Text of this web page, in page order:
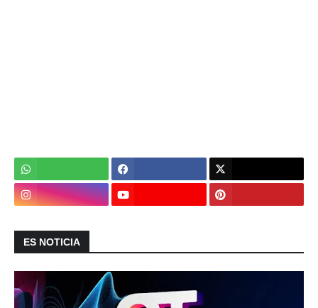
ES NOTICIA